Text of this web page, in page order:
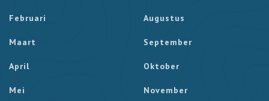
Februari
Maart
April
Mei
Augustus
September
Oktober
November